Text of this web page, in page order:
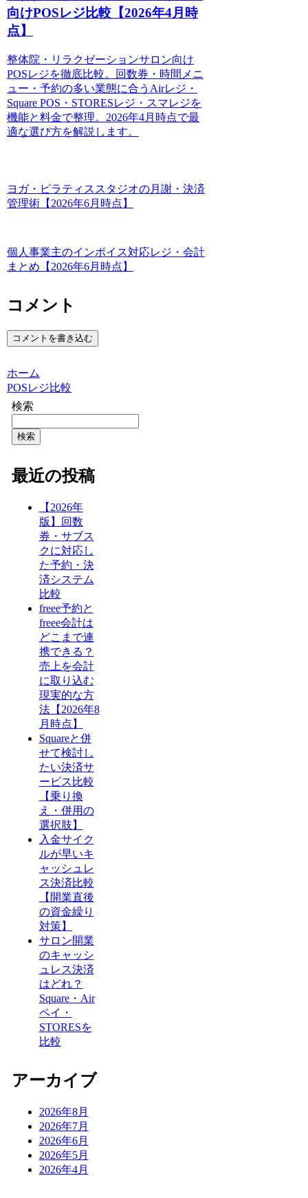
向けPOSレジ比較【2026年4月時
点】
整体院・リラクゼーションサロン向け
POSレジを徹底比較。回数券・時間メニ
ュー・予約の多い業態に合うAirレジ・
Square POS・STORESレジ・スマレジを
機能と料金で整理。2026年4月時点で最
適な選び方を解説します。
ヨガ・ピラティススタジオの月謝・決済
管理術【2026年6月時点】
個人事業主のインボイス対応レジ・会計
まとめ【2026年6月時点】
コメント
コメントを書き込む
ホーム
POSレジ比較
検索
検索
最近の投稿
【2026年
版】回数
券・サブス
クに対応し
た予約・決
済システム
比較
freee予約と
freee会計は
どこまで連
携できる？
売上を会計
に取り込む
現実的な方
法【2026年8
月時点】
Squareと併
せて検討し
たい決済サ
ービス比較
【乗り換
え・併用の
選択肢】
入金サイク
ルが早いキ
ャッシュレ
ス決済比較
【開業直後
の資金繰り
対策】
サロン開業
のキャッシ
ュレス決済
はどれ？
Square・Air
ペイ・
STORESを
比較
アーカイブ
2026年8月
2026年7月
2026年6月
2026年5月
2026年4月